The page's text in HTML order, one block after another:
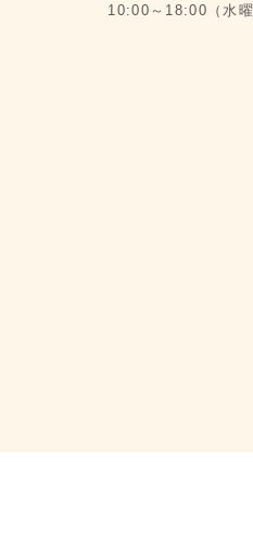
10:00～18:00（水曜